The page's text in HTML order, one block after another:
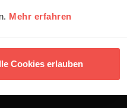
Mehr erfahren
Cookies erlauben